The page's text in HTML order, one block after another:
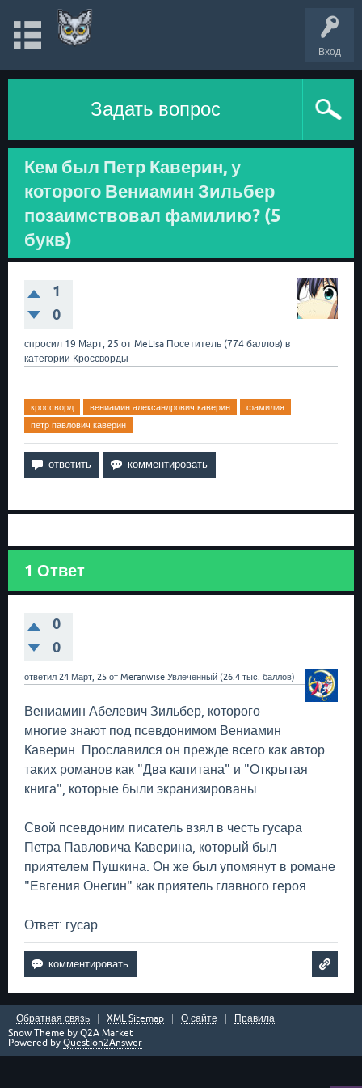
Вход
Задать вопрос
Кем был Петр Каверин, у
которого Вениамин Зильбер
позаимствовал фамилию? (5
букв)
1
0
спросил 19 Март, 25 от MeLisa Посетитель (774 баллов) в
категории Кроссворды
кроссворд вениамин александрович каверин
фамилия
петр павлович каверин
1 Ответ
0
0
ответил 24 Март, 25 от Meranwise Увлеченный (26.4 тыс. баллов)
Вениамин Абелевич Зильбер, которого
многие знают под псевдонимом Вениамин
Каверин. Прославился он прежде всего как автор
таких романов как "Два капитана" и "Открытая
книга", которые были экранизированы.
Свой псевдоним писатель взял в честь гусара
Петра Павловича Каверина, который был
приятелем Пушкина. Он же был упомянут в романе
"Евгения Онегин" как приятель главного героя.
Ответ: гусар.
Обратная связь XML Sitemap О сайте
Правила
Snow Theme by Q2A Market
Powered by Question2Answer